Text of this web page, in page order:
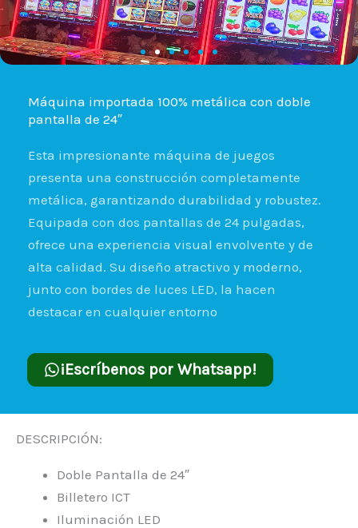
Máquina importada 100% metálica con doble
pantalla de 24″
Esta impresionante máquina de juegos
presenta una construcción completamente
metálica, garantizando durabilidad y robustez.
Equipada con dos pantallas de 24 pulgadas,
ofrece una experiencia visual envolvente y de
alta calidad. Su diseño atractivo y moderno,
junto con bordes de luces LED, la hacen
destacar en cualquier entorno
¡Escríbenos por Whatsapp!
DESCRIPCIÓN:
Doble Pantalla de 24″
Billetero ICT
Iluminación LED